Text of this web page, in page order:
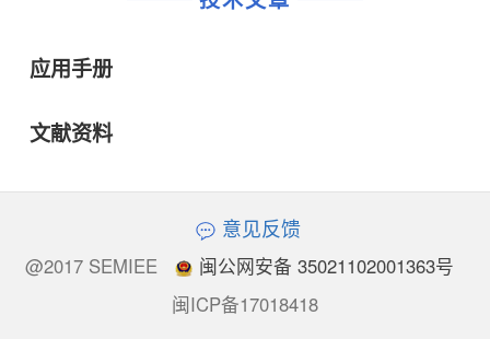
应用手册
文献资料
意见反馈
@2017 SEMIEE
闽公网安备 35021102001363号
闽ICP备17018418